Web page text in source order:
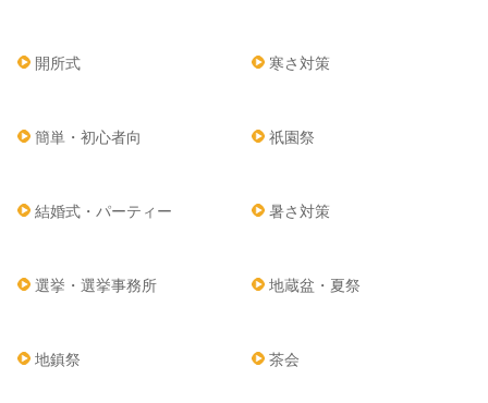
開所式 寒さ対策
簡単・初心者向 祇園祭
結婚式・パーティー 暑さ対策
選挙・選挙事務所 地蔵盆・夏祭
地鎮祭 茶会